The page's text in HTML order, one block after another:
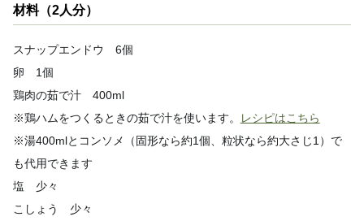
材料（2人分）
スナップエンドウ 6個
卵 1個
鶏肉の茹で汁 400ml
※鶏ハムをつくるときの茹で汁を使います。
レシピはこちら
※湯400mlとコンソメ（固形なら約1個、粒状なら約大さじ1）で
も代用できます
塩 少々
こしょう 少々